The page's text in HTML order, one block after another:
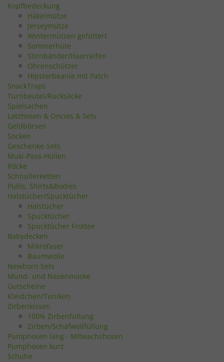
Kopfbedeckung
Häkelmütze
Jerseymütze
Wintermützen gefüttert
Sommerhüte
Stirnbänder/Haarreifen
Ohrenschützer
Hipsterbeanie mit Patch
SnackTraps
Turnbeutel/Rucksäcke
Spielsachen
Latzhosen & Oncies & Sets
Geldbörsen
Socken
Geschenke-Sets
Muki-Pass-Hüllen
Röcke
Schnullerketten
Pullis, Shirts&Bodies
Halstücher/Spucktücher
Halstücher
Spucktücher
Spucktücher Frottee
Babydecken
Mikrofaser
Baumwolle
Newborn Sets
Mund- und Nasenmaske
Gutscheine
Kleidchen/Tuniken
Zirbenkissen
100% Zirbenfüllung
Zirben/Schafwollfüllung
Pumphosen lang - Mitwachshosen
Pumphosen kurz
Schuhe